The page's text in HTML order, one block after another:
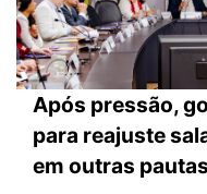
Após pressão,
para reajuste
em outras pautas